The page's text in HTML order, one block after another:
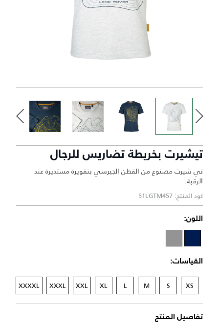
تيشيرت بخريطة تضاريس للرجال
تي شيرت مصنوع من القطن الجيرسي بتقويرة مستديرة عند
الرقبة.
كود المنتج: 51LGTM457
اللون:
القياسات:
XS
S
M
L
XL
XXL
XXXL
XXXXL
تفاصيل المنتج